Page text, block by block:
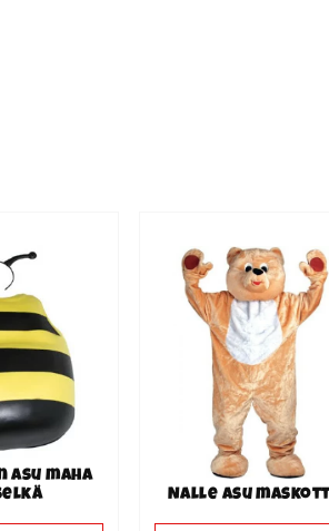
asu maha
Nalle asu